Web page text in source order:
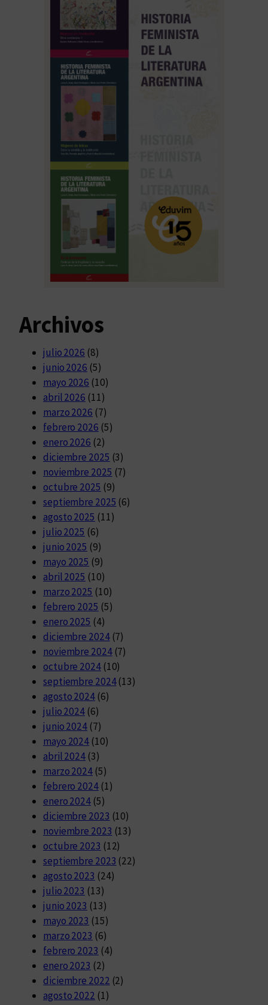
Archivos
julio 2026 (8)
junio 2026 (5)
mayo 2026 (10)
abril 2026 (11)
marzo 2026 (7)
febrero 2026 (5)
enero 2026 (2)
diciembre 2025 (3)
noviembre 2025 (7)
octubre 2025 (9)
septiembre 2025 (6)
agosto 2025 (11)
julio 2025 (6)
junio 2025 (9)
mayo 2025 (9)
abril 2025 (10)
marzo 2025 (10)
febrero 2025 (5)
enero 2025 (4)
diciembre 2024(7)
noviembre 2024(7)
octubre 2024(10)
septiembre 2024(13)
agosto 2024(6)
julio 2024 (6)
junio 2024 (7)
mayo 2024 (10)
abril 2024 (3)
marzo 2024 (5)
febrero 2024(1)
enero 2024 (5)
diciembre 2023 (10)
noviembre 2023 (13)
octubre 2023 (12)
septiembre 2023 (22)
agosto 2023 (24)
julio 2023 (13)
junio 2023 (13)
mayo 2023 (15)
marzo 2023 (6)
febrero 2023 (4)
enero 2023 (2)
diciembre 2022 (2)
agosto 2022 (1)